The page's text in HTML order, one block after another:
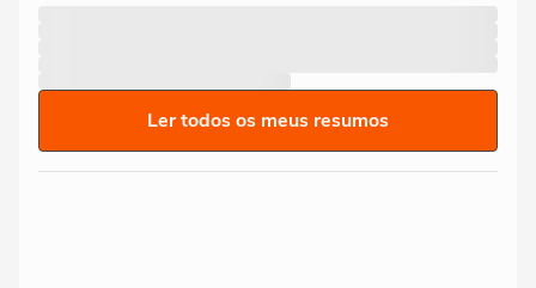
Ler todos os meus resumos